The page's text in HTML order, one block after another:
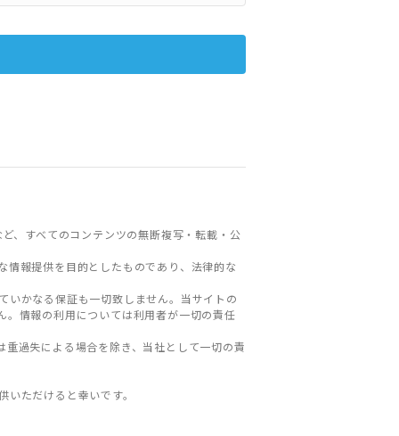
、すべてのコンテンツの無断複写・転載・公
報提供を目的としたものであり、法律的な
いかなる保証も一切致しません。当サイトの
情報の利用については利用者が一切の責任
過失による場合を除き、当社として一切の責
ただけると幸いです。